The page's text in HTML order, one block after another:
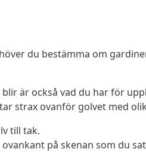
du bestämma om
är också vad du har för
strax ovanför golvet med
till tak.
på skenan som du